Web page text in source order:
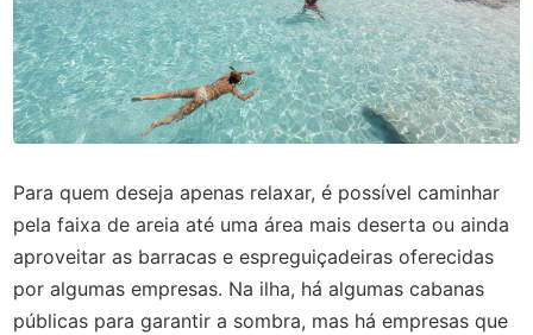
Para quem deseja apenas relaxar, é possível caminhar
pela faixa de areia até uma área mais deserta ou ainda
aproveitar as barracas e espreguiçadeiras oferecidas
por algumas empresas. Na ilha, há algumas cabanas
públicas para garantir a sombra, mas há empresas que